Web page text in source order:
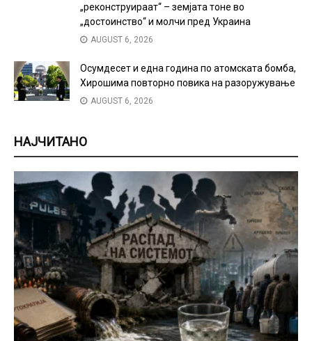
„реконструираат“ – земјата тоне во
„достоинство“ и молчи пред Украина
AUGUST 6, 2026
Осумдесет и една година по атомската бомба,
Хирошима повторно повика на разоружување
AUGUST 6, 2026
НАЈЧИТАНО